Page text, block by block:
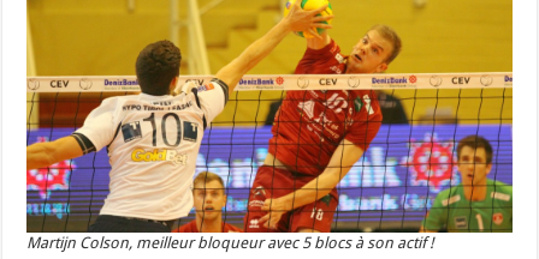
Martijn Colson, meilleur bloqueur avec 5 blocs à son actif !